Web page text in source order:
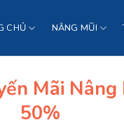
CHỦ NÂNG MŨI
Mãi
50%